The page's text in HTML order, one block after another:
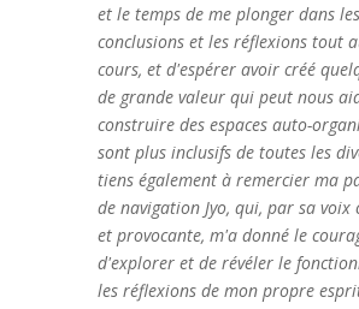
et le temps de me plonger dans les
conclusions et les réflexions tout
cours, et d'espérer avoir créé
de grande valeur qui peut nous
construire des espaces auto-
sont plus inclusifs de toutes les
tiens également à remercier ma
de navigation Jyo, qui, par sa voix
et provocante, m'a donné le
d'explorer et de révéler le
les réflexions de mon propre